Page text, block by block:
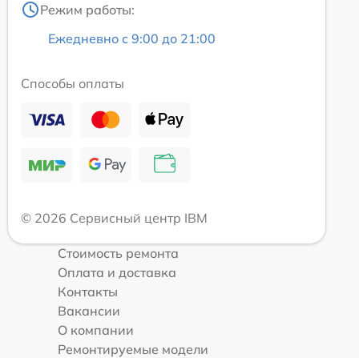
Режим работы:
Ежедневно с 9:00 до 21:00
Способы оплаты
© 2026 Сервисный центр IBM
Стоимость ремонта
Оплата и доставка
Контакты
Вакансии
О компании
Ремонтируемые модели